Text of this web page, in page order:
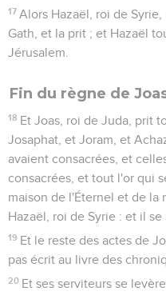
17 Alors Hazaël, roi de
Gath, et la prit ; et Hazaël
Jérusalem.
Fin du règne de
18 Et Joas, roi de Juda, prit
Josaphat, et Joram, et
avaient consacrées, et
consacrées, et tout l'or qui
maison de l'Éternel et de la
Hazaël, roi de Syrie : et il
19 Et le reste des actes de
pas écrit au livre des
20 Et ses serviteurs se